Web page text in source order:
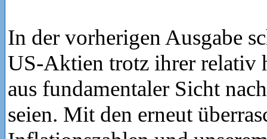
In der vorherigen Ausgabe
US-Aktien trotz ihrer relativ
aus fundamentaler Sicht
seien. Mit den erneut